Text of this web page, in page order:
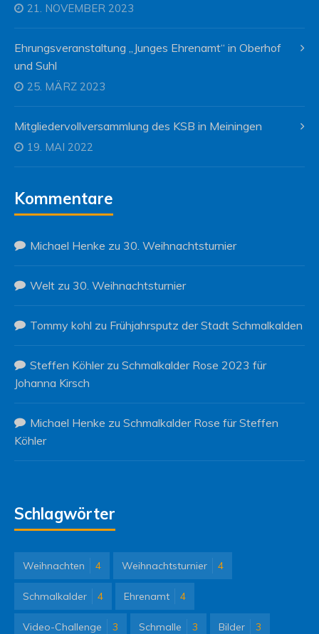
21. NOVEMBER 2023
Ehrungsveranstaltung „Junges Ehrenamt“ in Oberhof
und Suhl
25. MÄRZ 2023
Mitgliedervollversammlung des KSB in Meiningen
19. MAI 2022
Kommentare
Michael Henke zu 30. Weihnachtsturnier
Welt zu 30. Weihnachtsturnier
Tommy kohl zu Frühjahrsputz der Stadt Schmalkalden
Steffen Köhlerzu Schmalkalder Rose 2023 für
Johanna Kirsch
Michael Henke zu Schmalkalder Rose für Steffen
Köhler
Schlagwörter
Weihnachten 4 Weihnachtsturnier 4
Schmalkalder 4 Ehrenamt 4
Video-Challenge 3 Schmalle 3 Bilder 3